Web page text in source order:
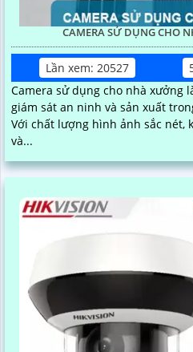
CAMERA SỬ DỤNG CHO
Lần xem: 20527
Camera sử dụng cho nhà xưởng
giám sát an ninh và sản xuất
Với chất lượng hình ảnh sắc nét,
và...